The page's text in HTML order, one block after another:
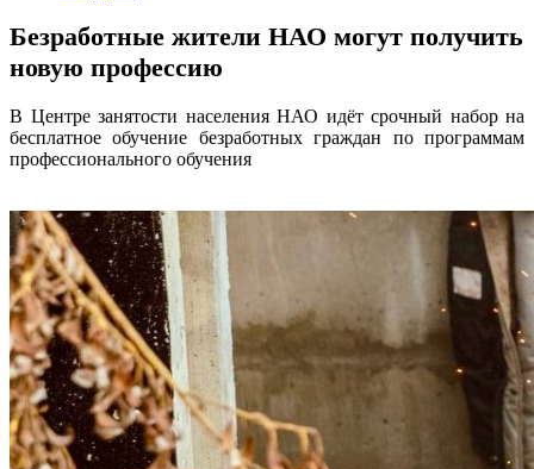
Безработные жители НАО могут получить
новую профессию
В Центре занятости населения НАО идёт срочный набор на
бесплатное обучение безработных граждан по программам
профессионального обучения